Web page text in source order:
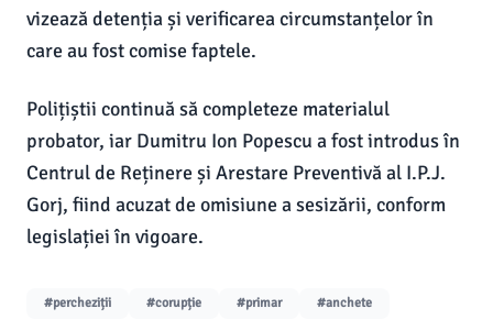
vizează detenția și verificarea circumstanțelor în
care au fost comise faptele.
Polițiștii continuă să completeze materialul
probator, iar Dumitru Ion Popescu a fost introdus în
Centrul de Reținere și Arestare Preventivă al I.P.J.
Gorj, fiind acuzat de omisiune a sesizării, conform
legislației în vigoare.
#percheziții #corupție #primar
#anchete